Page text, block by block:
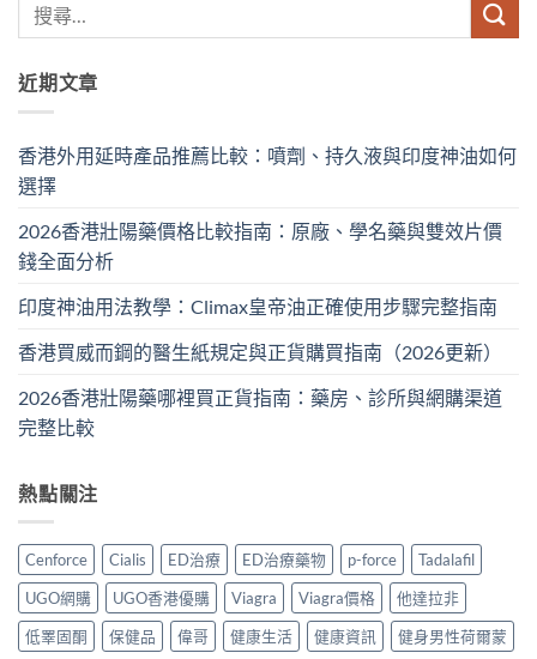
近期文章
香港外用延時產品推薦比較：噴劑、持久液與印度神油如何
選擇
2026香港壯陽藥價格比較指南：原廠、學名藥與雙效片價
錢全面分析
印度神油用法教學：Climax皇帝油正確使用步驟完整指南
香港買威而鋼的醫生紙規定與正貨購買指南（2026更新）
2026香港壯陽藥哪裡買正貨指南：藥房、診所與網購渠道
完整比較
熱點關注
Cenforce Cialis ED治療 ED治療藥物 p-force
Tadalafil
UGO網購
UGO香港優購 Viagra Viagra價格
他達拉非
低睪固酮
保健品 偉哥 健康生活 健康資訊 健身男性荷爾蒙